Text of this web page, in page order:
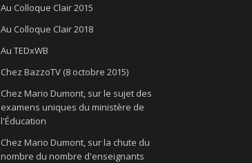
Au Colloque Clair 2015
Au Colloque Clair 2018
Au TEDxWB
Chez BazzoTV (8 octobre 2015)
Chez Mario Dumont, sur le sujet des
examens uniques du ministère de
l'Éducation
Chez Mario Dumont, sur la chute du
nombre du nombre d'enseignants